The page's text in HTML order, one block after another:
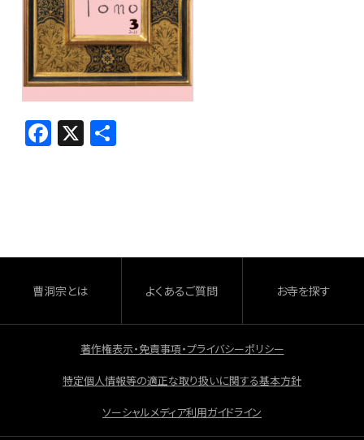
F
a
o
o
k
X 共
曹洞宗とは よくあるご質問 お寺を探す
著作権表示・免責事項・プライバシーポリシー
特定個人情報等の適正な取り扱いに関する基本方針
ソーシャルメディア利用ガイドライン